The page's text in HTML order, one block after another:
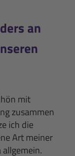
an
mit
zusammen
ich die
Art meiner